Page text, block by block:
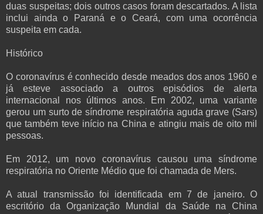
duas suspeitas; dois outros casos foram descartados. A lista
inclui ainda o Paraná e o Ceará, com uma ocorrência
suspeita em cada.
Histórico
O coronavírus é conhecido desde meados dos anos 1960 e
já esteve associado a outros episódios de alerta
internacional nos últimos anos. Em 2002, uma variante
gerou um surto de síndrome respiratória aguda grave (Sars)
que também teve início na China e atingiu mais de oito mil
pessoas.
Em 2012, um novo coronavírus causou uma síndrome
respiratória no Oriente Médio que foi chamada de Mers.
A atual transmissão foi identificada em 7 de janeiro. O
escritório da Organização Mundial da Saúde na China